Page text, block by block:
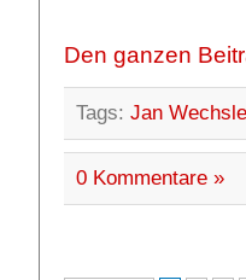
Den ganzen
Tags: Jan
0 Kommentare »